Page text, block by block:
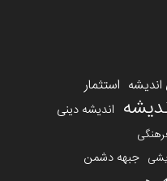
اندیشه استثمار
اندیشه دینی
جبهه دشمن